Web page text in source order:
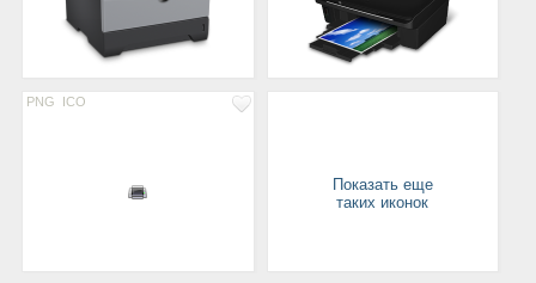
PNG ICO
Показать еще
таких иконок